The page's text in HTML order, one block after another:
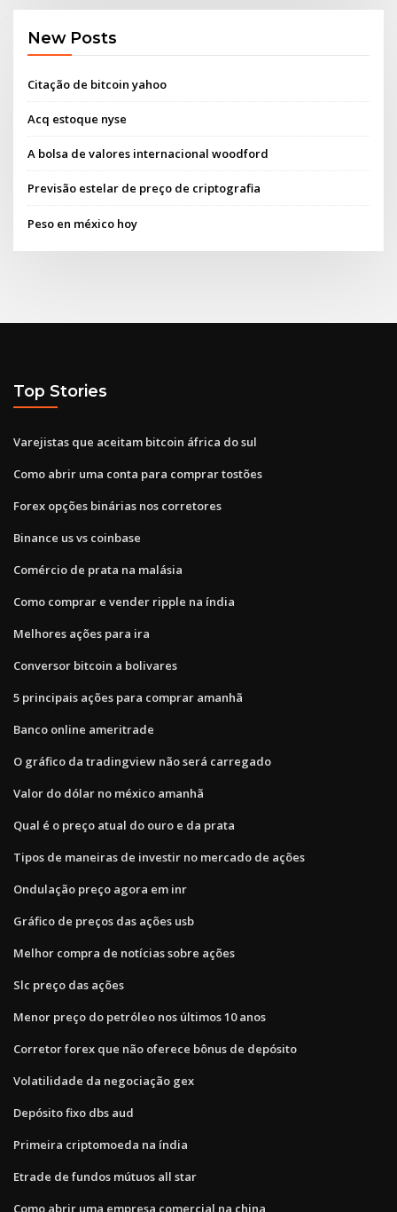
New Posts
Citação de bitcoin yahoo
Acq estoque nyse
A bolsa de valores internacional woodford
Previsão estelar de preço de criptografia
Peso en méxico hoy
Top Stories
Varejistas que aceitam bitcoin áfrica do sul
Como abrir uma conta para comprar tostões
Forex opções binárias nos corretores
Binance us vs coinbase
Comércio de prata na malásia
Como comprar e vender ripple na índia
Melhores ações para ira
Conversor bitcoin a bolivares
5 principais ações para comprar amanhã
Banco online ameritrade
O gráfico da tradingview não será carregado
Valor do dólar no méxico amanhã
Qual é o preço atual do ouro e da prata
Tipos de maneiras de investir no mercado de ações
Ondulação preço agora em inr
Gráfico de preços das ações usb
Melhor compra de notícias sobre ações
Slc preço das ações
Menor preço do petróleo nos últimos 10 anos
Corretor forex que não oferece bônus de depósito
Volatilidade da negociação gex
Depósito fixo dbs aud
Primeira criptomoeda na índia
Etrade de fundos mútuos all star
Como abrir uma empresa comercial na china